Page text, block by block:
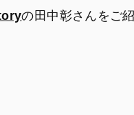
の田中彰さんをご